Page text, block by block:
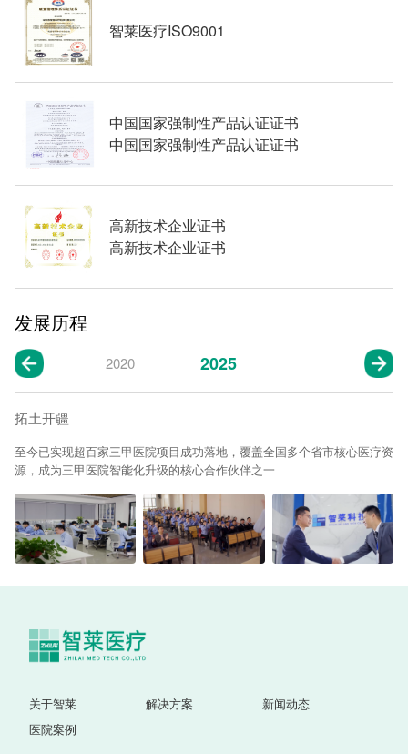
智莱医疗ISO9001
中国国家强制性产品认证证书
中国国家强制性产品认证证书
高新技术企业证书
高新技术企业证书
发展历程
2020 2025
拓土开疆
至今已实现超百家三甲医院项目成功落地，覆盖全国多个省市核心医疗资
源，成为三甲医院智能化升级的核心合作伙伴之一
关于智莱 解决方案
新闻动态
医院案例